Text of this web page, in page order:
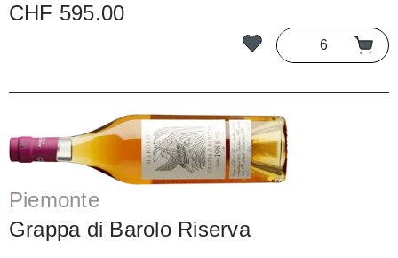
CHF 595.00
Piemonte
Grappa di Barolo Riserva